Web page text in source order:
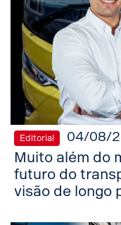
Editorial 04/08/
Muito além do
futuro do
visão de longo